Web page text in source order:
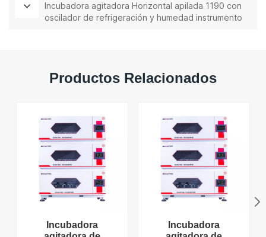
Incubadora agitadora Horizontal apilada 1190 con
oscilador de refrigeración y humedad instrumento
Productos Relacionados
Incubadora
Incubadora